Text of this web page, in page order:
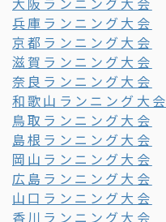
兵庫ランニング大会
京都ランニング大会
滋賀ランニング大会
奈良ランニング大会
和歌山ランニング大会
鳥取ランニング大会
島根ランニング大会
岡山ランニング大会
広島ランニング大会
山口ランニング大会
香川ランニング大会